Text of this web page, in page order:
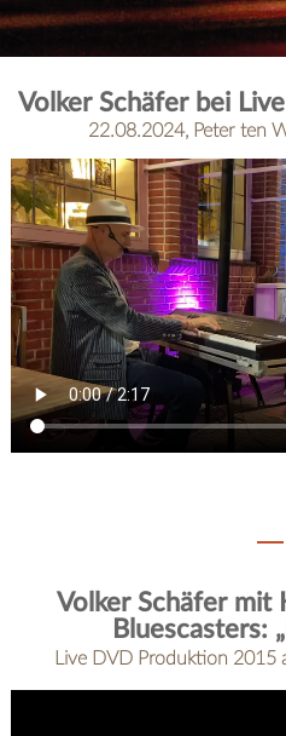
Volker Schäfer bei
22.08.2024, Peter ten
Volker Schäfer mit
Bluescasters:
Live DVD Produktion 2015